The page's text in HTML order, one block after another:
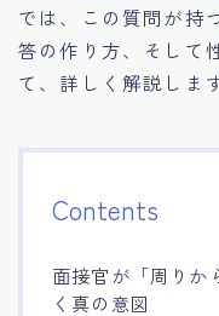
18.転職後の職場に
では、この質問が持
答の作り方、そして
て、詳しく解説します
Contents
面接官が「周りか
く真の意図